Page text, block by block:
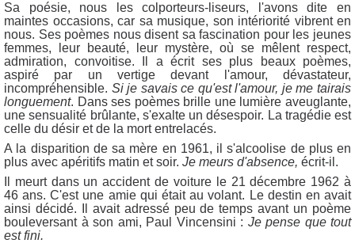
Sa poésie, nous les colporteurs-liseurs, l'avons dite en
maintes occasions, car sa musique, son intériorité vibrent en
nous. Ses poèmes nous disent sa fascination pour les jeunes
femmes, leur beauté, leur mystère, où se mêlent respect,
admiration, convoitise. Il a écrit ses plus beaux poèmes,
aspiré par un vertige devant l'amour, dévastateur,
incompréhensible. Si je savais ce qu'est l'amour, je me tairais
longuement. Dans ses poèmes brille une lumière aveuglante,
une sensualité brûlante, s'exalte un désespoir. La tragédie est
celle du désir et de la mort entrelacés.
A la disparition de sa mère en 1961, il s'alcoolise de plus en
plus avec apéritifs matin et soir. Je meurs d'absence, écrit-il.
Il meurt dans un accident de voiture le 21 décembre 1962 à
46 ans. C'est une amie qui était au volant. Le destin en avait
ainsi décidé. Il avait adressé peu de temps avant un poème
bouleversant à son ami, Paul Vincensini : Je pense que tout
est fini.